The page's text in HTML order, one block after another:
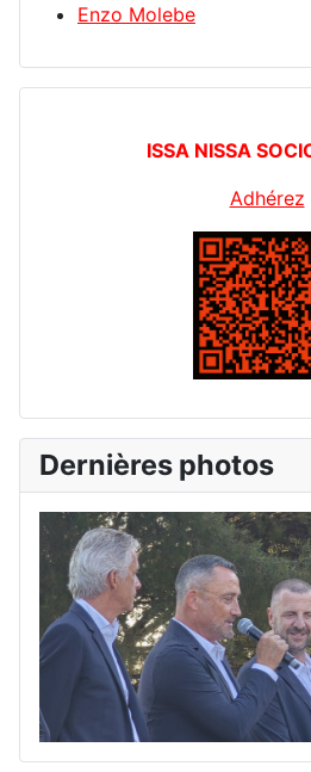
Enzo Molebe
ISSA NISSA
Adhérez
Dernières photos